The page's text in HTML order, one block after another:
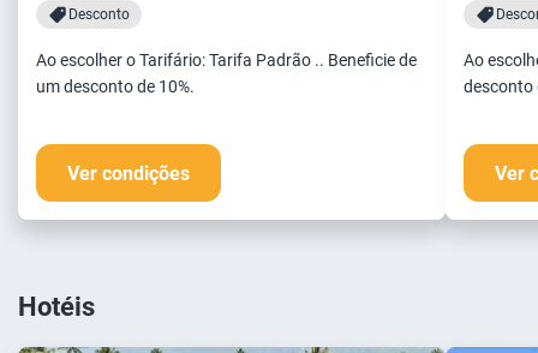
Desconto
Ao escolher o Tarifário: Tarifa Padrão .. Beneficie de
um desconto de 10%.
Ver condições
Ao
desconto
Ver
Hotéis